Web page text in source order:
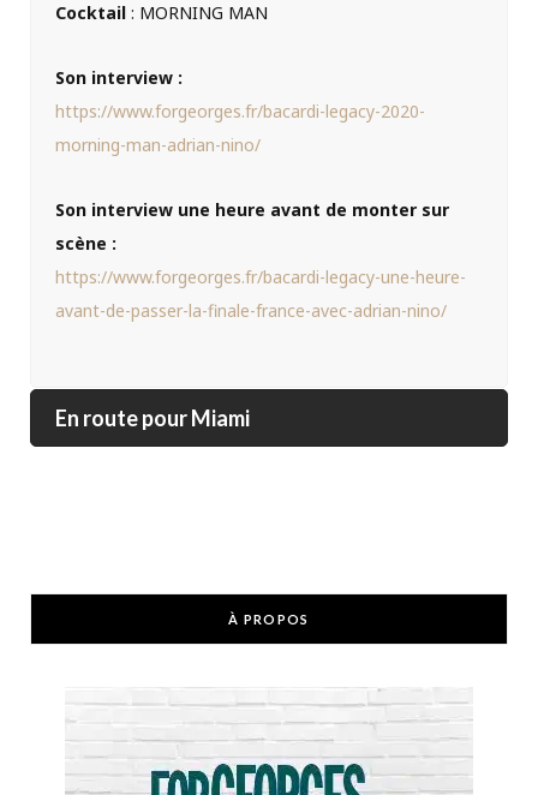
Cocktail : MORNING MAN
Son interview :
https://www.forgeorges.fr/bacardi-legacy-2020-
morning-man-adrian-nino/
Son interview une heure avant de monter sur
scène :
https://www.forgeorges.fr/bacardi-legacy-une-heure-
avant-de-passer-la-finale-france-avec-adrian-nino/
En route pour Miami
À PROPOS